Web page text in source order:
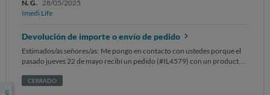
enviando mails y reclamaiones y todavía tengo el producto equivocado,
nadie me ha enviado ninguna instrución de cómo proceder para cambiar
N. G. 28/05/2025
Imedi Life
Devolución de importe o envío de pedido
Estimados/as señores/as: Me pongo en contacto con ustedes porque el
pasado jueves 22 de mayo recibí un pedido (#IL4579) con un producto
producto correcto o en su defecto 2) Devolución del importe. Se adjunta
CERRADO